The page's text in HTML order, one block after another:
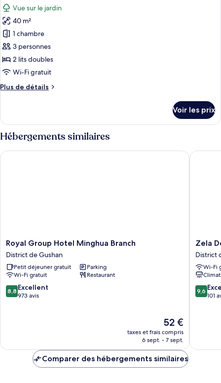
Chambre
les
photos
pour
ce
type
de
chambre :
Chambre
Vue sur le jardin
40 m²
1 chambre
3 personnes
2 lits doubles
Wi-Fi gratuit
Plus de détails
Plus
le
type
de
chambre
Chambre
Voir les prix
Hébergements similaires
Royal
Group
Hotel
Minghua
Branch
District
de
Royal Group Hotel Minghua Branch
District de Gushan
Petit déjeuner gratuit
Parking
Wi-Fi gratuit
Restaurant
8.8
sur
8,8 Excellent
973 avis
Le
nouveau
prix
de
52 €
taxes et frais compris
6 sept. - 7 sept.
Royal Group Hotel Minghua Branch
Zela
Design
Hotel
District
de
Zuoying
Zela
District
Wi-Fi
9.6
sur
9,6
101
Zela
Comparer des hébergements similaires